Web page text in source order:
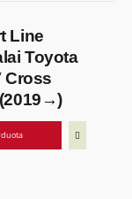
Line
Toyota
Cross